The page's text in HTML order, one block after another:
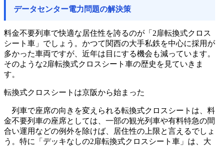
データセンター電力問題の解決策
料金不要列車で快適な居住性を誇るのが「2扉転換式クロス
シート車」でしょう。かつて関西の大手私鉄を中心に採用が
多かった車両ですが、近年は目にする機会も減っています。
そのような2扉転換式クロスシート車の歴史を見ていきま
す。
転換式クロスシートは京阪から始まった
列車で座席の向きを変えられる転換式クロスシートは、料
金不要列車の座席としては、一部の観光列車や有料特急の間
合い運用などの例外を除けば、居住性の上限と言えるでしょ
う。特に「デッキなしの2扉転換式クロスシート車」は、大